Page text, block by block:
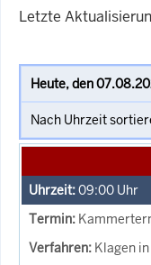
Letzte
09:00 Uhr
Klagen